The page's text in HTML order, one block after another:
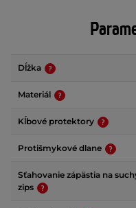
Dĺžka
Materiál
Kĺbové protektory
Protišmykové dlane
Sťahovanie zápästia na
zips